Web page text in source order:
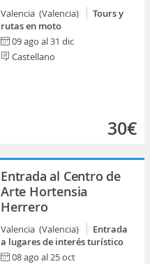
Valencia (Valencia)
Tours y
rutas en moto
09 ago al 31 dic
Castellano
30€
Entrada al Centro de
Arte Hortensia
Herrero
Valencia (Valencia)
Entrada
a lugares de interés turístico
08 ago al 25 oct